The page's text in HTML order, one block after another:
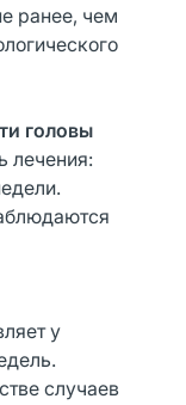
ранее, чем
головы
лечения:
у
случаев